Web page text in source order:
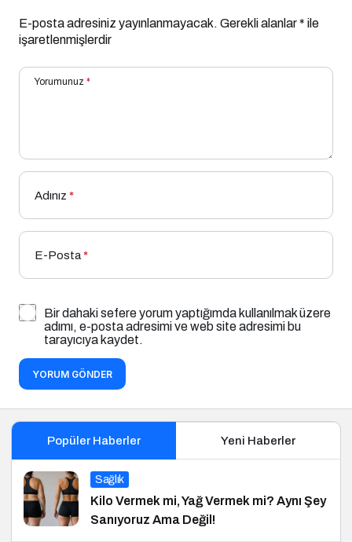
E-posta adresiniz yayınlanmayacak. Gerekli alanlar* ile
işaretlenmişlerdir
Yorumunuz *
Adınız *
E-Posta*
Bir dahaki sefere yorum yaptığımda kullanılmak üzere
adımı, e-posta adresimi ve web site adresimi bu
tarayıcıya kaydet.
YORUM GÖNDER
Popüler Haberler Yeni Haberler
Sağlık
Kilo Vermek mi, Yağ Vermek mi? Aynı Şey
Sanıyoruz Ama Değil!